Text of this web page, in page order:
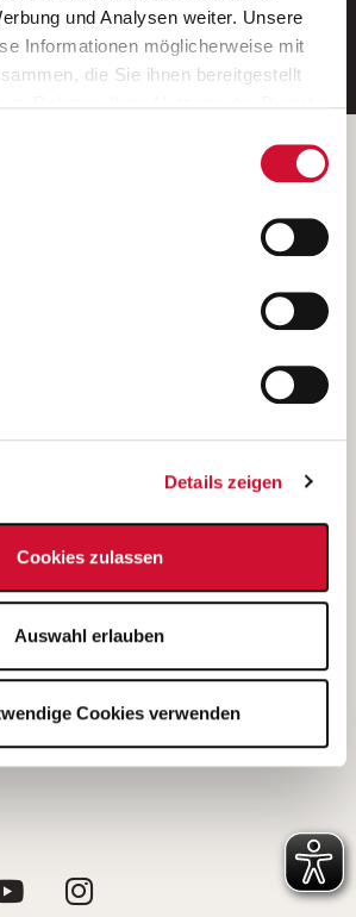
und Analysen weiter. Unsere
Informationen möglicherweise mit
die Sie ihnen bereitgestellt
zulassen“ klicken, so stimmen
sämtlicher Cookies zu. Sie können
jederzeit widerrufen,
Einstellungen aufrufen und diese
Details zeigen
Cookies zulassen
Auswahl erlauben
Cookies verwenden
Mail-Adresse eintragen
des AWO Bezirksverbandes Unterfranken
Bundesland